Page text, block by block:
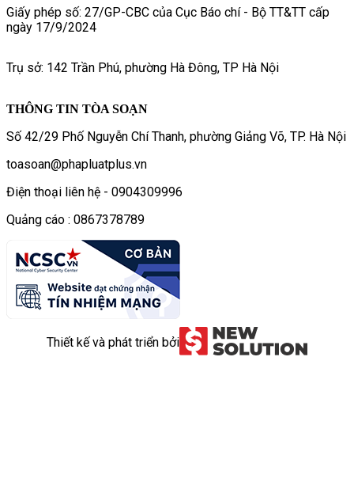
Giấy phép số: 27/GP-CBC của Cục Báo chí - Bộ TT&TT cấp
ngày 17/9/2024
Trụ sở: 142 Trần Phú, phường Hà Đông, TP Hà Nội
THÔNG TIN TÒA SOẠN
Số 42/29 Phố Nguyễn Chí Thanh, phường Giảng Võ, TP. Hà Nội
toasoan@phapluatplus.vn
Điện thoại liên hệ - 0904309996
Quảng cáo : 0867378789
Thiết kế và phát triển bởi